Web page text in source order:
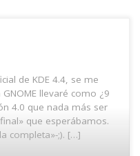
de KDE 4.4, se me
llevaré como ¿9
4.0 que nada más ser
que esperábamos.
completa»-;). […]